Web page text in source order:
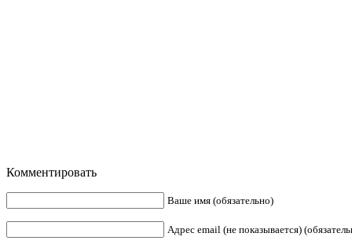
Комментировать
Ваше имя (обязательно)
Адрес email (не показывается)